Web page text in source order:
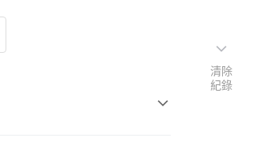
清除
紀錄